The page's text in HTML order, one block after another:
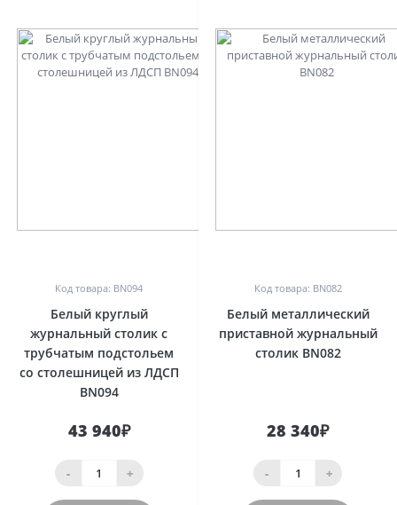
Код товара: BN094
Белый круглый
журнальный столик с
трубчатым подстольем
со столешницей из ЛДСП
BN094
43 940₽
- +
Код товара: BN082
Белый металлический
приставной журнальный
столик BN082
28 340₽
- +